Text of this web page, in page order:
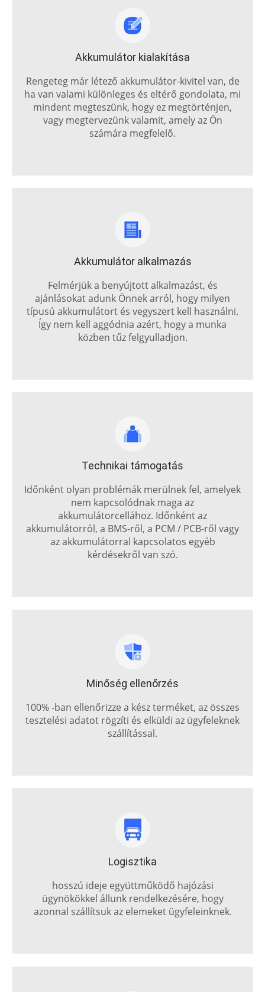
Akkumulátor kialakítása
Rengeteg már létező akkumulátor-kivitel van, de
ha van valami különleges és eltérő gondolata, mi
mindent megteszünk, hogy ez megtörténjen,
vagy megtervezünk valamit, amely az Ön
számára megfelelő.
Akkumulátor alkalmazás
Felmérjük a benyújtott alkalmazást, és
ajánlásokat adunk Önnek arról, hogy milyen
típusú akkumulátort és vegyszert kell használni.
Így nem kell aggódnia azért, hogy a munka
közben tűz felgyulladjon.
Technikai támogatás
Időnként olyan problémák merülnek fel, amelyek
nem kapcsolódnak maga az
akkumulátorcellához. Időnként az
akkumulátorról, a BMS-ről, a PCM / PCB-ről vagy
az akkumulátorral kapcsolatos egyéb
kérdésekről van szó.
Minőség ellenőrzés
100% -ban ellenőrizze a kész terméket, az összes
tesztelési adatot rögzíti és elküldi az ügyfeleknek
szállítással.
Logisztika
hosszú ideje együttműködő hajózási
ügynökökkel állunk rendelkezésére, hogy
azonnal szállítsuk az elemeket ügyfeleinknek.